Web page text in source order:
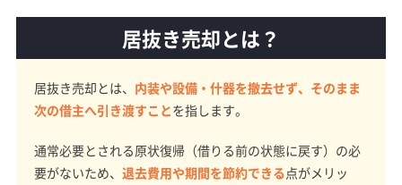
居抜き売却とは？
居抜き売却とは、 内装や設備・什器を撤去せず、そのまま
次の借主へ引き渡すことを指します。
通常必要とされる原状復帰（借りる前の状態に戻す）の必
要がないため、 退去費用や期間を節約できる点がメリッ